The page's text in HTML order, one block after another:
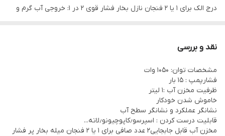
درج الک برای 1 یا 2 فنجان نازل بخار فشار قوی 2 در 1: خروجی آب گرم و
سانتی متر وزن تقریباً 💫ساخت:آلمان
نقد و بررسی
مشخصات توان: 1050 وات
فشارپمپ : 15 بار
ظرفیت مخزن آب :1 لیتر
خاموش شدن خودکار
نشانگر عملکرد و نشانگر سطح آب
قابلیت درست کردن : اسپرسو٫کاپوچیونو٫لاته...
مخزن آب قابل جابجایی2 عدد صافی برای 1 یا 2 فنجان میله بخار پر فشار